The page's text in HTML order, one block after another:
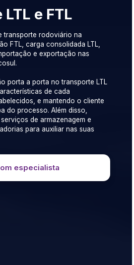
e FTL
transporte rodoviário na
FTL, carga consolidada LTL,
e exportação nas
porta a porta no transporte LTL
de cada
e mantendo o cliente
do processo. Além disso,
de armazenagem e
para auxiliar nas suas
especialista